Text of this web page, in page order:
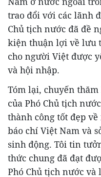
trao đổi với các lãnh
Chủ tịch nước đã đề
kiện thuận lợi về lưu
cho người Việt được
và hội nhập.
Tóm lại, chuyến
của Phó Chủ tịch
thành công tốt đẹp
báo chí Việt Nam và
sinh động. Tôi tin
thức chung đã đạt
Phó Chủ tịch nước và